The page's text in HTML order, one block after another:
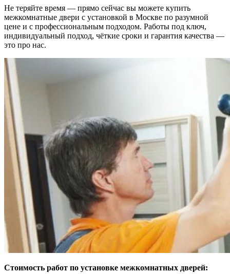
Не теряйте время — прямо сейчас вы можете купить
межкомнатные двери с установкой в Москве по разумной
цене и с профессиональным подходом. Работы под ключ,
индивидуальный подход, чёткие сроки и гарантия качества —
это про нас.
Стоимость работ по установке межкомнатных дверей: